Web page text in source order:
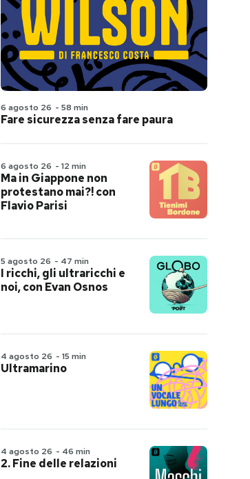
6 agosto 26 - 58 min
Fare sicurezza senza fare paura
6 agosto 26 - 12 min
Ma in Giappone non
protestano mai?! con
Flavio Parisi
5 agosto 26 - 47 min
I ricchi, gli ultraricchi e
noi, con Evan Osnos
4 agosto 26 - 15 min
Ultramarino
4 agosto 26 - 46 min
2. Fine delle relazioni